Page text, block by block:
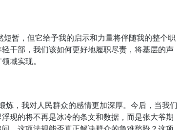
暂，但它给予我的启示和力量将伴随我的整个职
干部，我们该如何更好地履职尽责，将基层的声
域实现。
炼，我对人民群众的感情更加深厚。今后，当我们
现的将不再是冰冷的条文和数据，而是张大爷期